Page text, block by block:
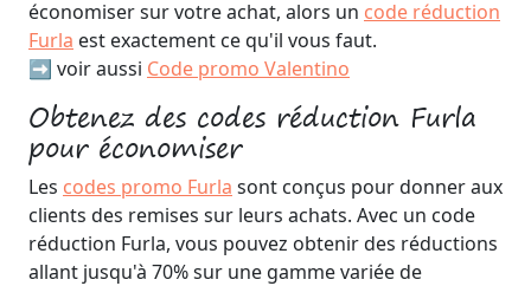
économiser sur votre achat, alors un code réduction
Furla est exactement ce qu'il vous faut.
➡️ voir aussi Code promo Valentino
Obtenez des codes réduction Furla
pour économiser
Les codes promo Furla sont conçus pour donner aux
clients des remises sur leurs achats. Avec un code
réduction Furla, vous pouvez obtenir des réductions
allant jusqu'à 70% sur une gamme variée de